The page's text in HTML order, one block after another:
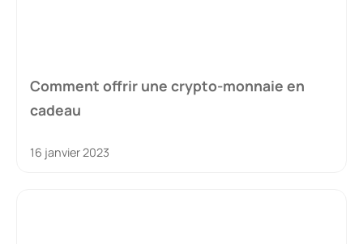
Comment offrir une crypto-monnaie en
cadeau
16 janvier 2023